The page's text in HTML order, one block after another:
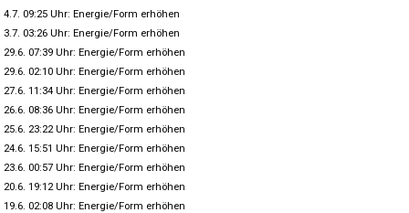
4.7. 09:25 Uhr: Energie/Form erhöhen
3.7. 03:26 Uhr: Energie/Form erhöhen
29.6. 07:39 Uhr: Energie/Form erhöhen
29.6. 02:10 Uhr: Energie/Form erhöhen
27.6. 11:34 Uhr: Energie/Form erhöhen
26.6. 08:36 Uhr: Energie/Form erhöhen
25.6. 23:22 Uhr: Energie/Form erhöhen
24.6. 15:51 Uhr: Energie/Form erhöhen
23.6. 00:57 Uhr: Energie/Form erhöhen
20.6. 19:12 Uhr: Energie/Form erhöhen
19.6. 02:08 Uhr: Energie/Form erhöhen